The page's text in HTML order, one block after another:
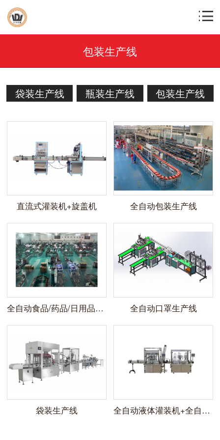
包装生产线
袋装生产线 瓶装生产线 包装生产线
直流式灌装机+旋盖机 全自动包装生产线
全自动食品/药品/日用品后段包装生产线 全自动口罩生产线
袋装生产线 全自动液体灌装机+全自动旋盖机